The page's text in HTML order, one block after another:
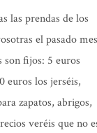
las prendas de los
el pasado mes
son fijos: 5 euros
euros los jerséis,
zapatos, abrigos,
veréis que no